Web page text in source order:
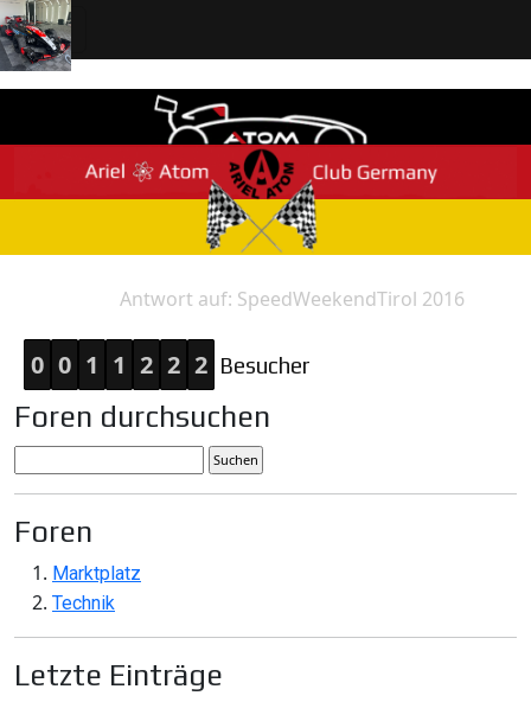
Antwort auf: SpeedWeekendTirol 2016
0 0 1 1 2 2 2 Besucher
Foren durchsuchen
Foren
Marktplatz
Technik
Letzte Einträge